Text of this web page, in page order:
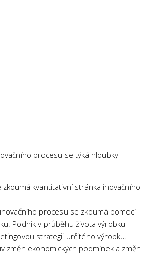
procesu se týká hloubky
zkoumá kvantitativní stránka inovačního
procesu se zkoumá pomocí
Podnik v průběhu života výrobku
strategii určitého výrobku.
změn ekonomických podmínek a změn